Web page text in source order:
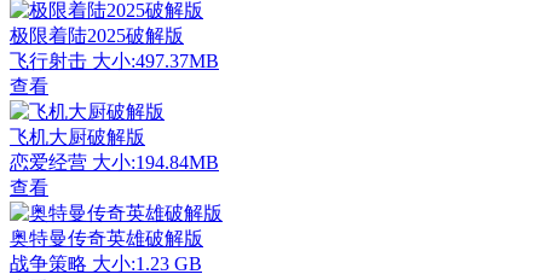
极限着陆2025破解版
飞行射击 大小:497.37MB
查看
飞机大厨破解版
恋爱经营 大小:194.84MB
查看
奥特曼传奇英雄破解版
战争策略 大小:1.23 GB